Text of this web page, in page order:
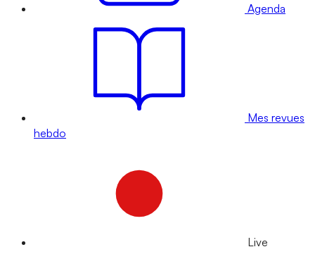
Agenda
Mes revues
hebdo
Live